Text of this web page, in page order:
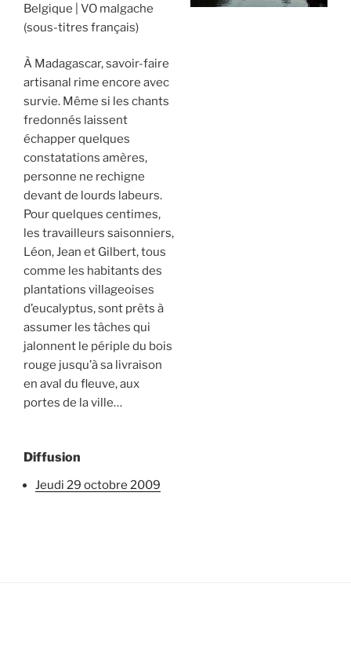
Belgique
VO malgache
(sous-titres français)
À Madagascar, savoir-faire
artisanal rime encore avec
survie. Même si les chants
fredonnés laissent
échapper quelques
constatations amères,
personne ne rechigne
devant de lourds labeurs.
Pour quelques centimes,
les travailleurs saisonniers,
Léon, Jean et Gilbert, tous
comme les habitants des
plantations villageoises
d’eucalyptus, sont prêts à
assumer les tâches qui
jalonnent le périple du bois
rouge jusqu’à sa livraison
en aval du fleuve, aux
portes de la ville…
Diffusion
jeudi 29 octobre 2009